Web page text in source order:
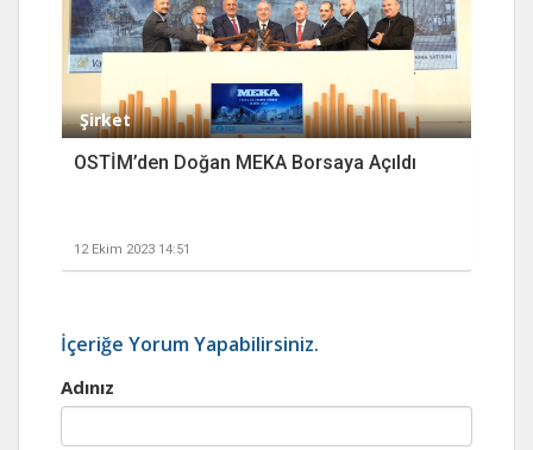
Şirket
OSTİM’den Doğan MEKA Borsaya Açıldı
12 Ekim 2023 14:51
İçeriğe Yorum Yapabilirsiniz.
Adınız